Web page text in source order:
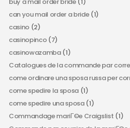
can you mail order a bride(1)
casino(2)
casinopinco(7)
casinowazamba(1)
Catalogues de la commande par
come ordinare una sposa russa per
come spedire la sposa (1)
come spedire una sposa(1)
Commandage mariГ©e Craigslist (1)